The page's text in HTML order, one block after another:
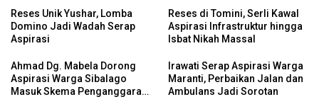
Reses Unik Yushar, Lomba
Domino Jadi Wadah Serap
Aspirasi
Reses di Tomini, Serli Kawal
Aspirasi Infrastruktur hingga
Isbat Nikah Massal
Ahmad Dg. Mabela Dorong
Aspirasi Warga Sibalago
Masuk Skema Penganggaran
Irawati Serap Aspirasi Warga
Maranti, Perbaikan Jalan dan
Ambulans Jadi Sorotan